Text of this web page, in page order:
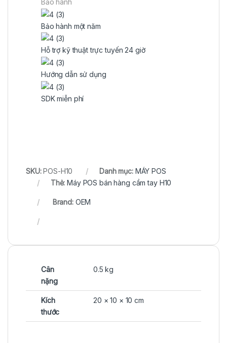
Bảo hành
Bảo hành một năm
Hỗ trợ kỹ thuật trực tuyến 24 giờ
Hướng dẫn sử dụng
SDK miễn phí
SKU:POS-H10 Danh mục: MÁY POS
Thẻ:Máy POS bán hàng cầm tay H10
Brand: OEM
Cân
nặng
0.5 kg
Kích
thước
20 × 10 × 10 cm